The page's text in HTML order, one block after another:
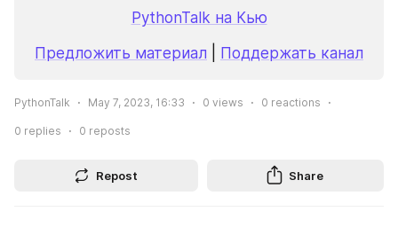
PythonTalk на Кью
Предложить материал Поддержать канал
PythonTalk May 7, 2023, 16:33 0 views 0 reactions
0 replies 0 reposts
Repost Share